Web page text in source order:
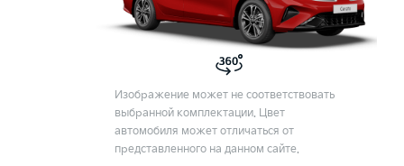
Изображение может не соответствовать
выбранной комплектации. Цвет
автомобиля может отличаться от
представленного на данном сайте.